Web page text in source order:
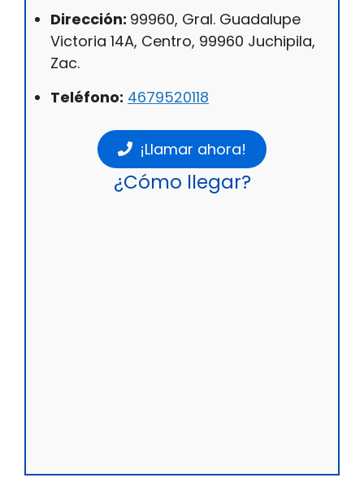
Dirección: 99960, Gral. Guadalupe
Victoria 14A, Centro, 99960 Juchipila,
Zac.
Teléfono: 4679520118
¡Llamar ahora!
¿Cómo llegar?